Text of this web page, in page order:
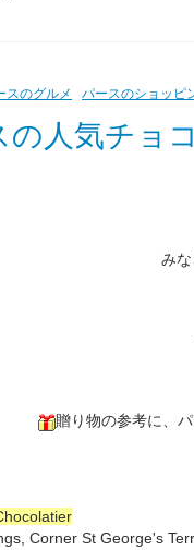
スのグルメ パースのショッピ
の人気チョ
み
贈り物の参考に、
Corner St George's